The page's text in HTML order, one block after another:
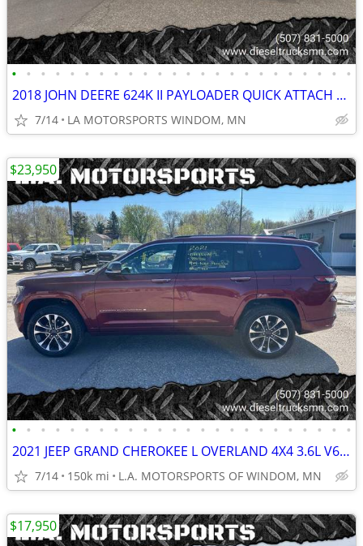
• • • • • • • • • • • • • • • • • • • • • • • •
2018 JOHN DEERE 624K II PAYLOADER QUICK ATTACH REAR CAMERA 11K HOURS
7/14 LA MOTORSPORTS WINDOM, MN
• • • • • • • • • • • • • • • • • • • • • • • •
2021 JEEP GRAND CHEROKEE L OVERLAND 4X4 3.6L V6 8 SPEED 150K MILES
7/14 150k mi L.A. MOTORSPORTS OF WINDOM, MN
$23,950
$17,950